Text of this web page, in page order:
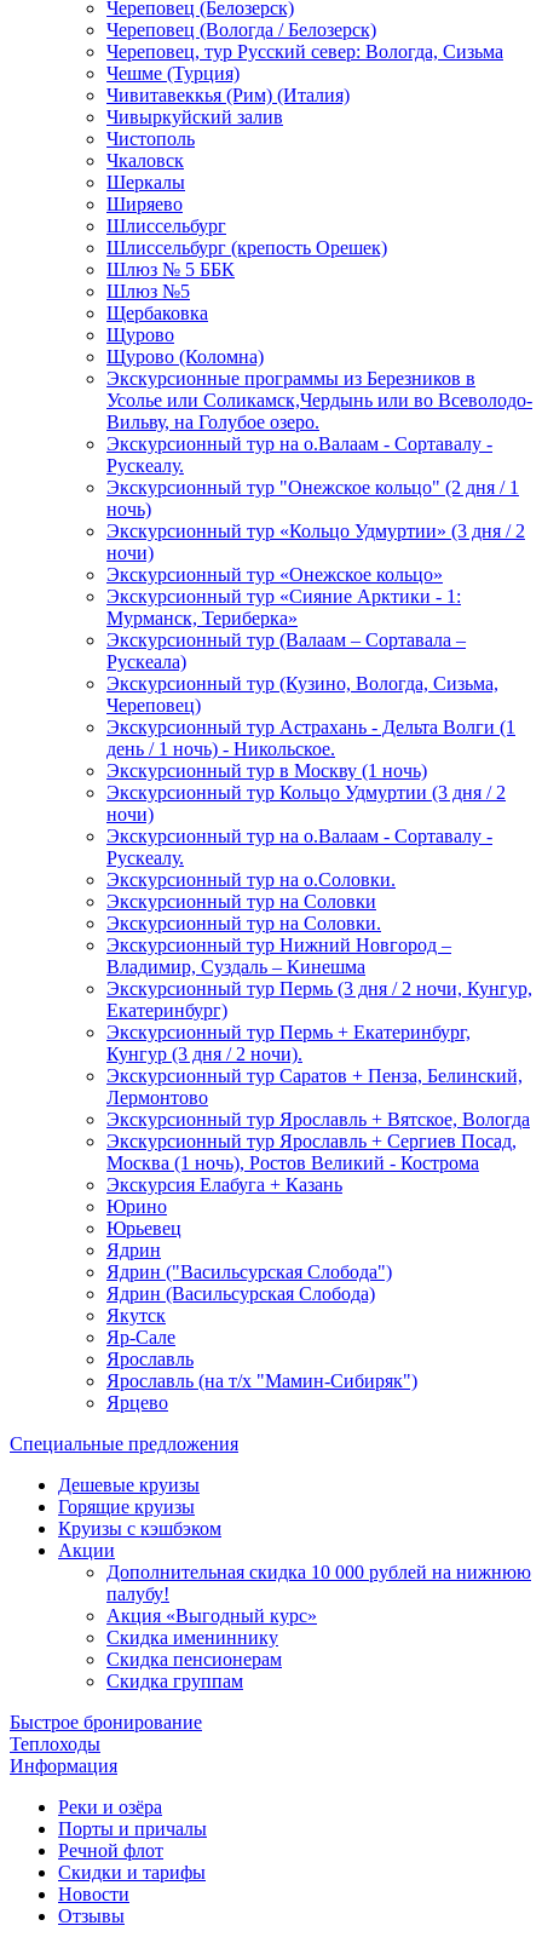
Череповец (Белозерск)
Череповец (Вологда / Белозерск)
Череповец, тур Русский север: Вологда, Сизьма
Чешме (Турция)
Чивитавеккья (Рим) (Италия)
Чивыркуйский залив
Чистополь
Чкаловск
Шеркалы
Ширяево
Шлиссельбург
Шлиссельбург (крепость Орешек)
Шлюз № 5 ББК
Шлюз №5
Щербаковка
Щурово
Щурово (Коломна)
Экскурсионные программы из Березников в
Усолье или Соликамск,Чердынь или во Всеволодо-
Вильву, на Голубое озеро.
Экскурсионный тур на о.Валаам - Сортавалу -
Рускеалу.
Экскурсионный тур "Онежское кольцо" (2 дня / 1
ночь)
Экскурсионный тур «Кольцо Удмуртии» (3 дня / 2
ночи)
Экскурсионный тур «Онежское кольцо»
Экскурсионный тур «Сияние Арктики - 1:
Мурманск, Териберка»
Экскурсионный тур (Валаам – Сортавала –
Рускеала)
Экскурсионный тур (Кузино, Вологда, Сизьма,
Череповец)
Экскурсионный тур Астрахань - Дельта Волги (1
день / 1 ночь) - Никольское.
Экскурсионный тур в Москву (1 ночь)
Экскурсионный тур Кольцо Удмуртии (3 дня / 2
ночи)
Экскурсионный тур на о.Валаам - Сортавалу -
Рускеалу.
Экскурсионный тур на о.Соловки.
Экскурсионный тур на Соловки
Экскурсионный тур на Соловки.
Экскурсионный тур Нижний Новгород –
Владимир, Суздаль – Кинешма
Экскурсионный тур Пермь (3 дня / 2 ночи, Кунгур,
Екатеринбург)
Экскурсионный тур Пермь + Екатеринбург,
Кунгур (3 дня / 2 ночи).
Экскурсионный тур Саратов + Пенза, Белинский,
Лермонтово
Экскурсионный тур Ярославль + Вятское, Вологда
Экскурсионный тур Ярославль + Сергиев Посад,
Москва (1 ночь), Ростов Великий - Кострома
Экскурсия Елабуга + Казань
Юрино
Юрьевец
Ядрин
Ядрин ("Васильсурская Слобода")
Ядрин (Васильсурская Слобода)
Якутск
Яр-Сале
Ярославль
Ярославль (на т/х "Мамин-Сибиряк")
Ярцево
Специальные предложения
Дешевые круизы
Горящие круизы
Круизы с кэшбэком
Акции
Дополнительная скидка 10 000 рублей на нижнюю
палубу!
Акция «Выгодный курс»
Скидка имениннику
Скидка пенсионерам
Скидка группам
Быстрое бронирование
Теплоходы
Информация
Реки и озёра
Порты и причалы
Речной флот
Скидки и тарифы
Новости
Отзывы